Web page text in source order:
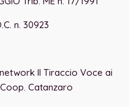
n. 30923
Il Tiraccio Voce ai
Catanzaro